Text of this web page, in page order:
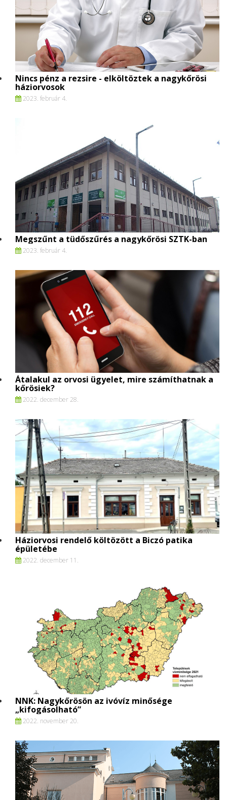
Nincs pénz a rezsire - elköltöztek a nagykőrösi
háziorvosok
2023. február 4.
Megszűnt a tüdőszűrés a nagykőrösi SZTK-ban
2023. február 4.
Átalakul az orvosi ügyelet, mire számíthatnak a
kőrösiek?
2022. december 28.
Háziorvosi rendelő költözött a Biczó patika
épületébe
2022. december 11.
NNK: Nagykőrösön az ivóvíz minősége
„kifogásolható”
2022. november 20.